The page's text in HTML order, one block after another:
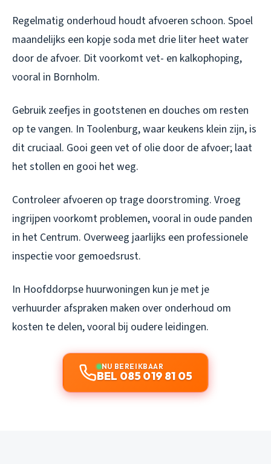
Regelmatig onderhoud houdt afvoeren schoon. Spoel
maandelijks een kopje soda met drie liter heet water
door de afvoer. Dit voorkomt vet- en kalkophoping,
vooral in Bornholm.
Gebruik zeefjes in gootstenen en douches om resten
op te vangen. In Toolenburg, waar keukens klein zijn, is
dit cruciaal. Gooi geen vet of olie door de afvoer; laat
het stollen en gooi het weg.
Controleer afvoeren op trage doorstroming. Vroeg
ingrijpen voorkomt problemen, vooral in oude panden
in het Centrum. Overweeg jaarlijks een professionele
inspectie voor gemoedsrust.
In Hoofddorpse huurwoningen kun je met je
verhuurder afspraken maken over onderhoud om
kosten te delen, vooral bij oudere leidingen.
NU BEREIKBAAR
BEL 085 019 81 05